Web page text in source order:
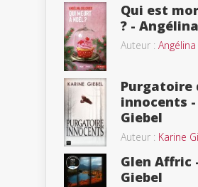
Qui est
? -
Auteur :
Purgatoire
innocents
Giebel
Auteur : Karine
Glen Affric
Giebel